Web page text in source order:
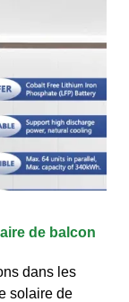
de balcon
dans les
solaire de